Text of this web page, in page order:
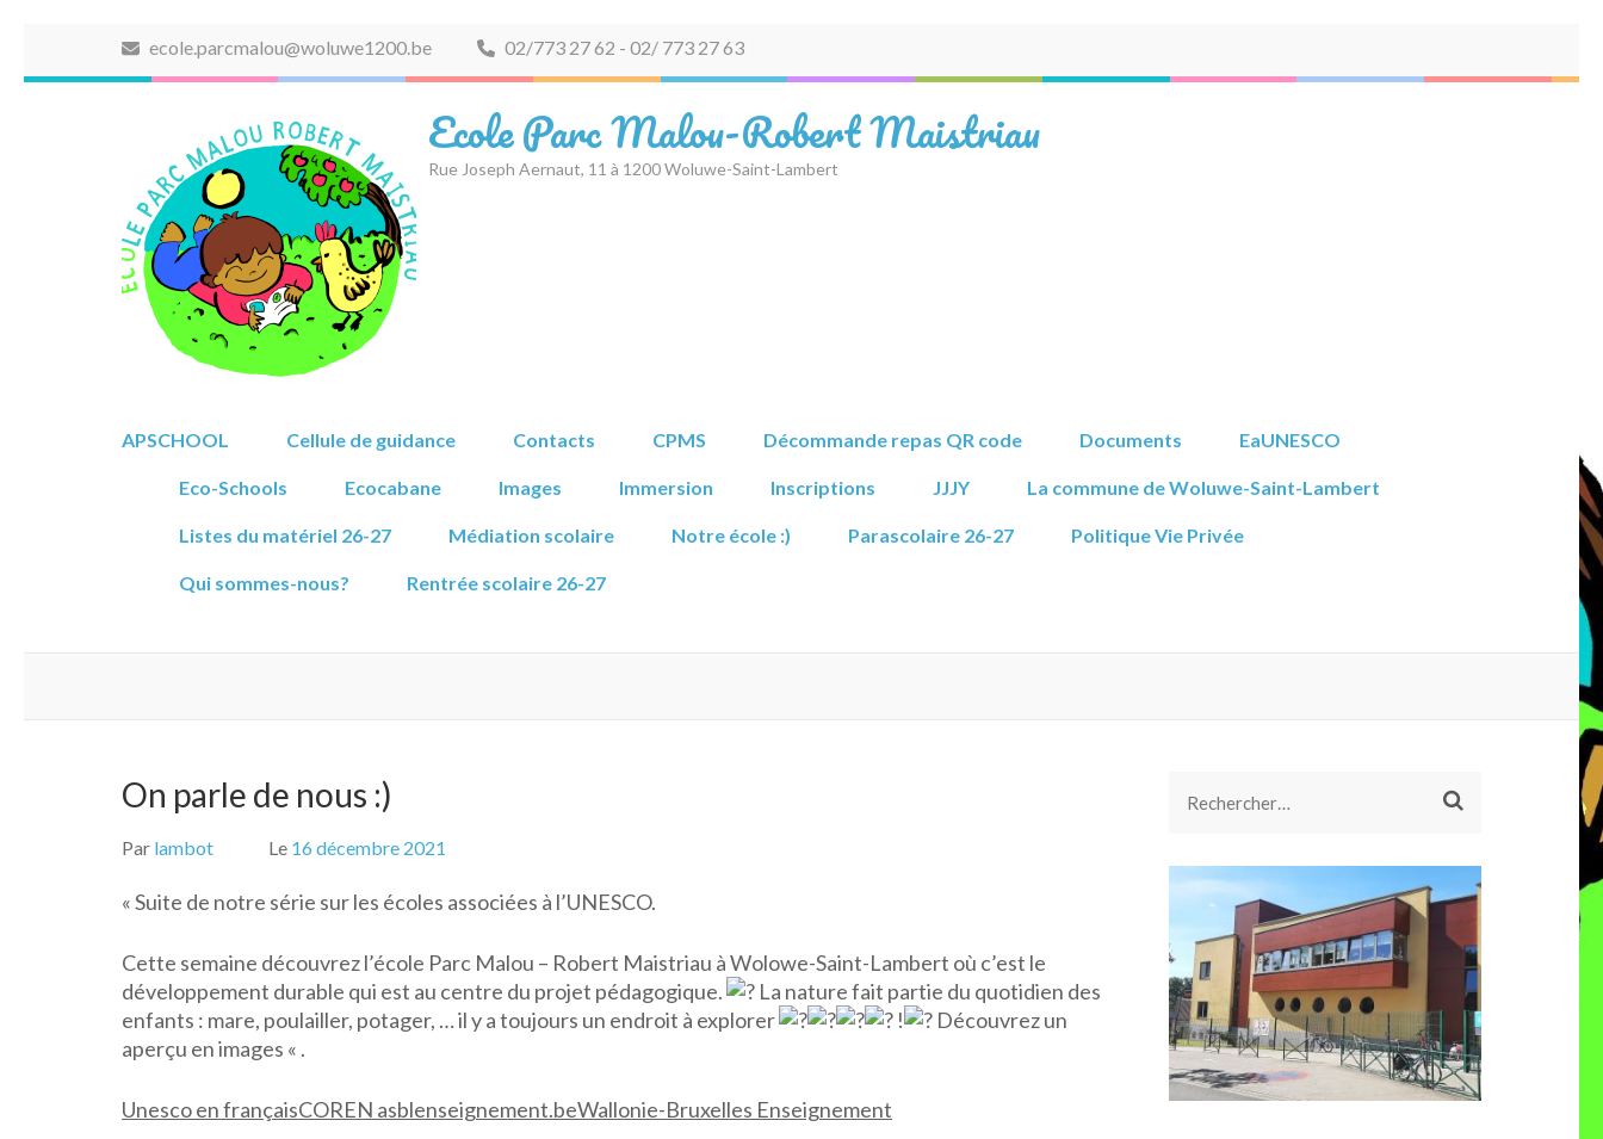
ecole.parcmalou@woluwe1200.be 02/773 27 62 - 02/ 773 27 63
Ecole Parc Malou-Robert Maistriau
Rue Joseph Aernaut, 11 à 1200 Woluwe-Saint-Lambert
APSCHOOL Cellule de guidance Contacts CPMS Décommande repas QR code Documents EaUNESCO
Eco-Schools Ecocabane Images Immersion Inscriptions JJJY La commune de Woluwe-Saint-Lambert
Listes du matériel 26-27 Médiation scolaire Notre école :) Parascolaire 26-27 Politique Vie Privée
Qui sommes-nous? Rentrée scolaire 26-27
On parle de nous :)
Par lambot Le 16 décembre 2021
« Suite de notre série sur les écoles associées à l’UNESCO.
Cette semaine découvrez l’école Parc Malou – Robert Maistriau à Wolowe-Saint-Lambert où c’est le
développement durable qui est au centre du projet pédagogique.
La nature fait partie du quotidien des
enfants : mare, poulailler, potager, … il y a toujours un endroit à explorer
!
Découvrez un
aperçu en images « .
Unesco en françaisCOREN asblenseignement.beWallonie-Bruxelles Enseignement
Rechercher :